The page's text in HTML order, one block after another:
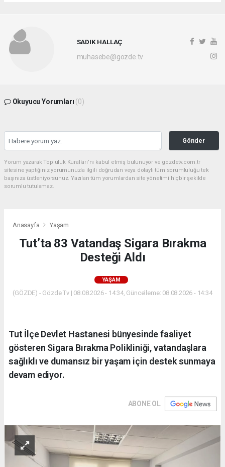
SADIK HALLAÇ
muhasebe@gozde.tv
Okuyucu Yorumları (0)
Gönder
Yorum yazarak Topluluk Kuralları’nı kabul etmiş bulunuyor ve gozdetv.com.tr
sitesine yaptığınız yorumunuzla ilgili doğrudan veya dolaylı tüm sorumluluğu tek
başınıza üstleniyorsunuz. Yazılan tüm yorumlardan site yönetimi hiçbir şekilde
sorumlu tutulamaz.
Anasayfa Yaşam
Tut’ta 83 Vatandaş Sigara Bırakma
Desteği Aldı
YAŞAM
(GÖZDE) - Gözde Tv | 08.08.2026 - 14:34, Güncelleme: 08.08.2026 - 14:34
Tut İlçe Devlet Hastanesi bünyesinde faaliyet
gösteren Sigara Bırakma Polikliniği, vatandaşlara
sağlıklı ve dumansız bir yaşam için destek sunmaya
devam ediyor.
ABONE OL